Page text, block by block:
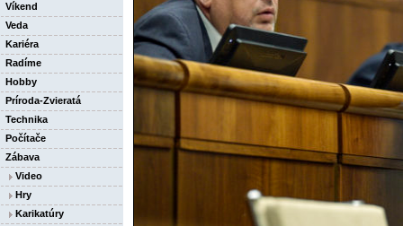
Víkend
Veda
Kariéra
Radíme
Hobby
Príroda-Zvieratá
Technika
Počítače
Zábava
Video
Hry
Karikatúry